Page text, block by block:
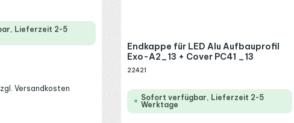
Lieferzeit 2-5
Versandkosten
Endkappe für LED Alu Aufbauprofil
Exo-A2_13 + Cover PC41 _13
22421
Sofort verfügbar, Lieferzeit 2-5
Werktage